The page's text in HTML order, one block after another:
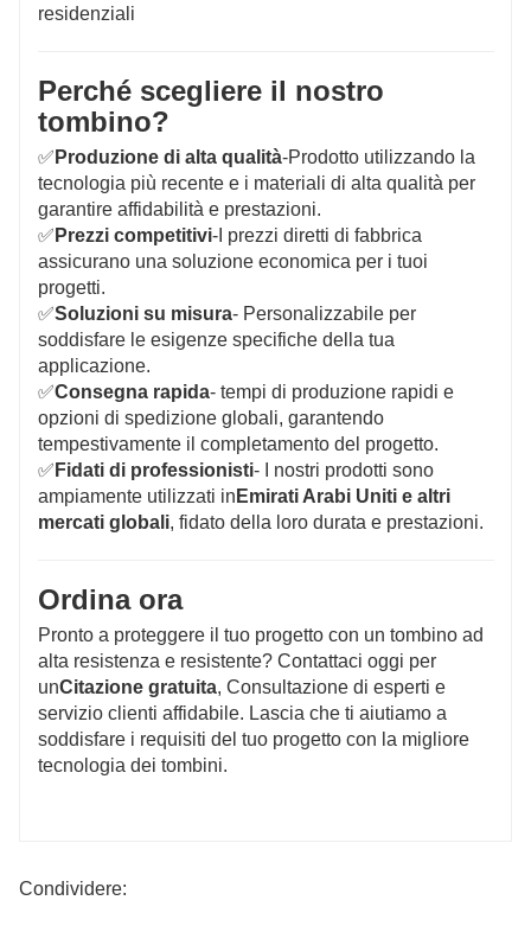
residenziali
Perché scegliere il nostro
tombino?
✅ Produzione di alta qualità-Prodotto utilizzando la
tecnologia più recente e i materiali di alta qualità per
garantire affidabilità e prestazioni.
✅ Prezzi competitivi-I prezzi diretti di fabbrica
assicurano una soluzione economica per i tuoi
progetti.
✅Soluzioni su misura- Personalizzabile per
soddisfare le esigenze specifiche della tua
applicazione.
✅Consegna rapida- tempi di produzione rapidi e
opzioni di spedizione globali, garantendo
tempestivamente il completamento del progetto.
✅ Fidati di professionisti- I nostri prodotti sono
ampiamente utilizzati in Emirati Arabi Uniti e altri
mercati globali, fidato della loro durata e prestazioni.
Ordina ora
Pronto a proteggere il tuo progetto con un tombino ad
alta resistenza e resistente? Contattaci oggi per
unCitazione gratuita, Consultazione di esperti e
servizio clienti affidabile. Lascia che ti aiutiamo a
soddisfare i requisiti del tuo progetto con la migliore
tecnologia dei tombini.
Condividere: